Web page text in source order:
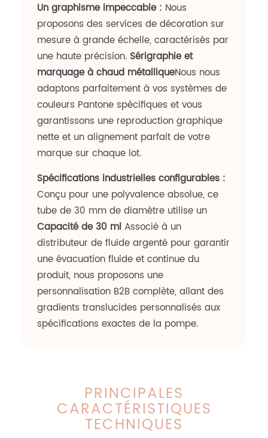
Un graphisme impeccable : Nous
proposons des services de décoration sur
mesure à grande échelle, caractérisés par
une haute précision. Sérigraphie et
marquage à chaud métalliqueNous nous
adaptons parfaitement à vos systèmes de
couleurs Pantone spécifiques et vous
garantissons une reproduction graphique
nette et un alignement parfait de votre
marque sur chaque lot.
Spécifications industrielles configurables :
Conçu pour une polyvalence absolue, ce
tube de 30 mm de diamètre utilise un
Capacité de 30 ml Associé à un
distributeur de fluide argenté pour garantir
une évacuation fluide et continue du
produit, nous proposons une
personnalisation B2B complète, allant des
gradients translucides personnalisés aux
spécifications exactes de la pompe.
PRINCIPALES
CARACTÉRISTIQUES
TECHNIQUES